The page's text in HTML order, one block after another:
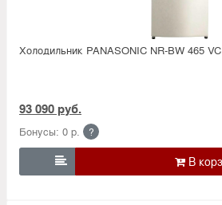
Холодильник PANASONIC NR-BW 465 VC
93 090 руб.
Бонусы: 0 р. ?
